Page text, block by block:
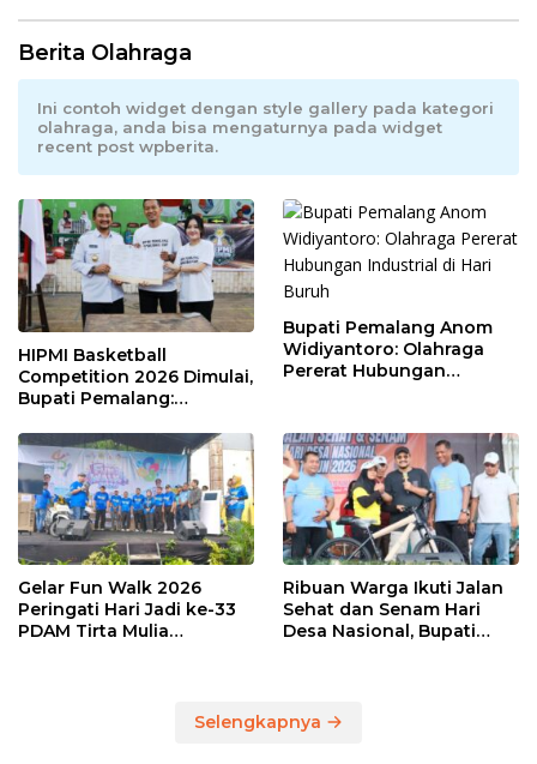
Berita Olahraga
Ini contoh widget dengan style gallery pada kategori
olahraga, anda bisa mengaturnya pada widget
recent post wpberita.
HIPMI Basketball
Competition 2026 Dimulai,
Bupati Pemalang:
Melaju
Bupati Pemalang Anom
Widiyantoro: Olahraga
Pererat Hubungan
Gelar Fun Walk 2026
Peringati Hari Jadi ke-33
PDAM Tirta Mulia
Ribuan Warga Ikuti Jalan
Sehat dan Senam Hari
Desa Nasional, Bupati
Selengkapnya